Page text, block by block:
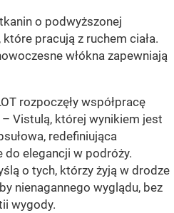
o podwyższonej
pracują z ruchem ciała.
włókna zapewniają
rozpoczęły współpracę
Vistulą, której wynikiem jest
redefiniująca
do elegancji w podróży.
o tych, którzy żyją w drodze
nienagannego wyglądu, bez
wygody.